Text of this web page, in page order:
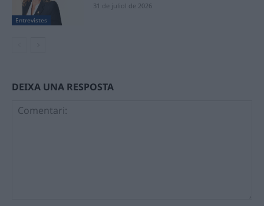
Entrevistes
31 de juliol de 2026
DEIXA UNA RESPOSTA